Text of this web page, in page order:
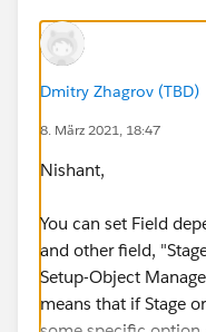
Dmitry Zhagrov (TBD)
8. März 2021, 18:47
Nishant,
You can set Field
and other field,
Setup-Object
means that if Stage